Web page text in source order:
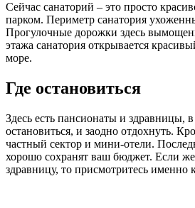
Сейчас санаторий – это просто
парком. Периметр санатория
Прогулочные дорожки здесь
этажа санатория открывается
море.
Где остановиться
Здесь есть пансионаты и здравницы,
остановиться, и заодно отдохнуть.
частный сектор и мини-отели.
хорошо сохранят ваш бюджет. Если
здравницу, то присмотритесь именно